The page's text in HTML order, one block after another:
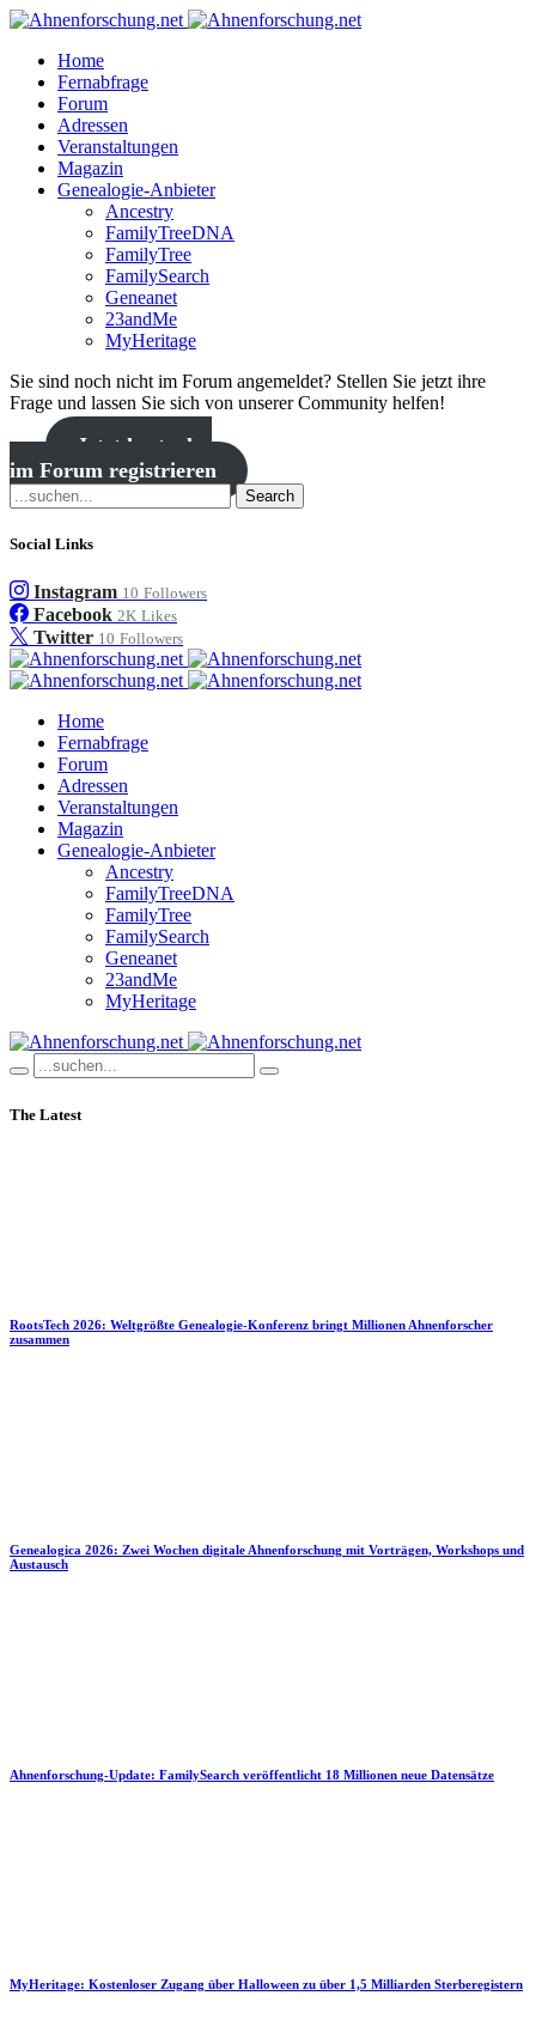
Home
Fernabfrage
Forum
Adressen
Veranstaltungen
Magazin
Genealogie-Anbieter
Ancestry
FamilyTreeDNA
FamilyTree
FamilySearch
Geneanet
23andMe
MyHeritage
Sie sind noch nicht im Forum angemeldet? Stellen Sie jetzt ihre
Frage und lassen Sie sich von unserer Community helfen!
Jetzt kostenlos
im Forum registrieren
Search
Social Links
Instagram 10 Followers
Facebook 2K Likes
Twitter 10 Followers
Home
Fernabfrage
Forum
Adressen
Veranstaltungen
Magazin
Genealogie-Anbieter
Ancestry
FamilyTreeDNA
FamilyTree
FamilySearch
Geneanet
23andMe
MyHeritage
The Latest
RootsTech 2026: Weltgrößte Genealogie-Konferenz bringt Millionen Ahnenforscher
zusammen
Genealogica 2026: Zwei Wochen digitale Ahnenforschung mit Vorträgen, Workshops und
Austausch
Ahnenforschung-Update: FamilySearch veröffentlicht 18 Millionen neue Datensätze
MyHeritage: Kostenloser Zugang über Halloween zu über 1,5 Milliarden Sterberegistern